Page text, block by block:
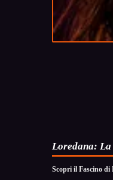
Loredana: La
Scopri il Fascino di